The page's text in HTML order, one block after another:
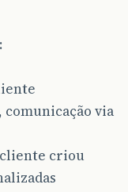
comunicação via
cliente criou